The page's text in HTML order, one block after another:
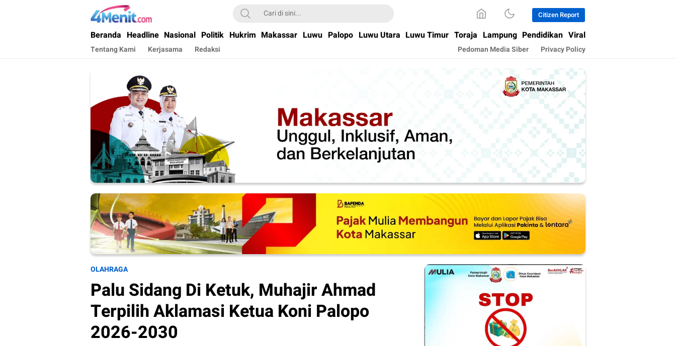
4menit.com
Mengungkap Kisah, Setiap Hari
Citizen Report
Beranda Headline Nasional Politik Hukrim Makassar Luwu Palopo Luwu Utara Luwu Timur Toraja Lampung Pendidikan Viral
Tentang Kami Kerjasama Redaksi Pedoman Media Siber Privacy Policy
OLAHRAGA
Palu Sidang Di Ketuk, Muhajir Ahmad
Terpilih Aklamasi Ketua Koni Palopo
2026-2030